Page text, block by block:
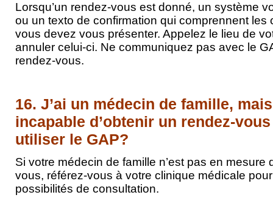
Lorsqu’un rendez-vous est donné, un système
ou un texto de confirmation qui comprennent les
vous devez vous présenter. Appelez le lieu de
annuler celui-ci. Ne communiquez pas avec le
rendez-vous.
16. J’ai un médecin de famille,
incapable d’obtenir un rendez-
utiliser le GAP?
Si votre médecin de famille n’est pas en mesure
vous, référez-vous à votre clinique médicale
possibilités de consultation.